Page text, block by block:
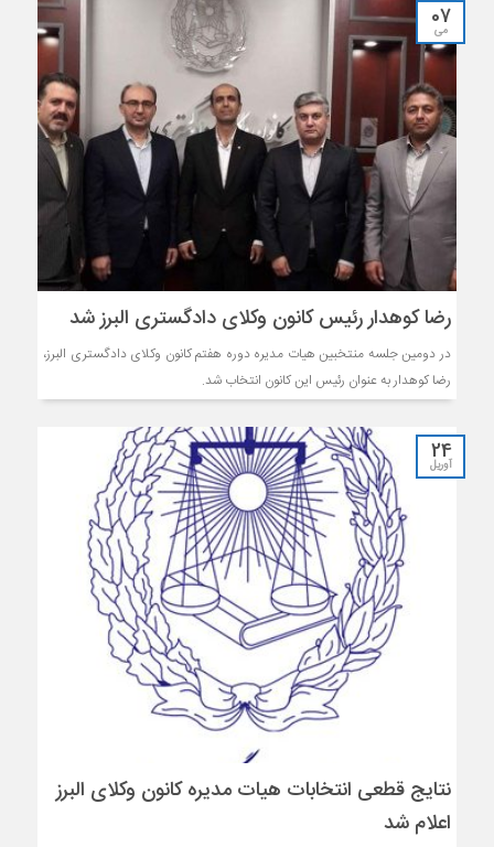
07
می
رضا کوهدار رئیس کانون وکلای دادگستری البرز شد
در دومین جلسه منتخبین هیات مدیره دوره هفتم کانون وکلای دادگستری البرز،
رضا کوهدار به عنوان رئیس این کانون انتخاب شد.
24
آوریل
نتایج قطعی انتخابات هیات مدیره کانون وکلای البرز
اعلام شد